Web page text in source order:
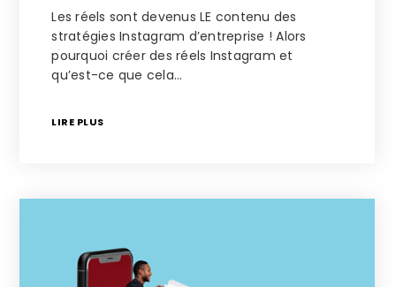
Les réels sont devenus LE contenu des
stratégies Instagram d’entreprise ! Alors
pourquoi créer des réels Instagram et
qu’est-ce que cela…
LIRE PLUS